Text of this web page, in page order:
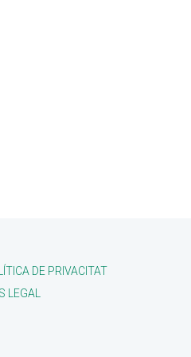
DE PRIVACITAT
LEGAL